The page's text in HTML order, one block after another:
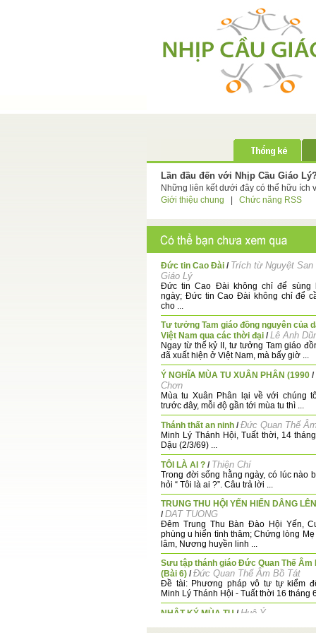
Lần đầu đến với Nhịp Cầu Giáo
Những liên kết dưới đây có thể hữu ích
Giới thiệu chung
Chức năng RSS
Đức tin Cao Đài / Trích từ Nguyệt
Giáo Lý
Đức tin Cao Đài không chỉ để sùng
ngày; Đức tin Cao Đài không chỉ để
cho ...
Tư tưởng Tam giáo đồng nguyên của
Việt Nam qua các thời đại /Lê Anh
Ngay từ thế kỷ II, tư tưởng Tam giáo
đã xuất hiện ở Việt Nam, mà bấy giờ ...
Ý NGHĨA MÙA TU XUÂN PHÂN (1990 /
Chơn
Mùa tu Xuân Phân lại về với chúng
trước đây, mỗi độ gần tới mùa tu thì ...
Thánh thất an ninh /Đức Quan Thế
Minh Lý Thánh Hội, Tuất thời, 14
Dậu (2/3/69) ...
TÔI LÀ AI ? / Thiện Chí
Trong đời sống hằng ngày, có lúc nào
hỏi “ Tôi là ai ?”. Câu trả lời ...
TRUNG THU HỘI YẾN HIẾN DÂNG
/DAT TUONG
Đêm Trung Thu Bàn Đào Hội Yến,
phùng u hiển tình thâm; Chứng lòng
lâm, Nương huyền linh ...
Sưu tập thánh giáo Đức Quan Thế Âm
(Bài 6) /Đức Quan Thế Âm Bồ Tát
Đề tài: Phương pháp vô tư tự kiểm
Minh Lý Thánh Hội - Tuất thời 16 tháng
NHẬT KÝ MÙA TU / Huệ Ý